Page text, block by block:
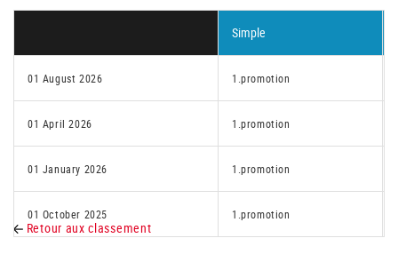
Simple
01 August 2026 1.promotion
01 April 2026 1.promotion
01 January 2026 1.promotion
01 October 2025 1.promotion
Retour aux classement